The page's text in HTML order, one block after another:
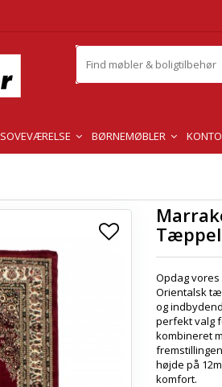
SOVEVÆRELSE BØRNEMØBLER
Opdag
Orientalsk
og
perfekt valg
kombineret
højde på
komfort.